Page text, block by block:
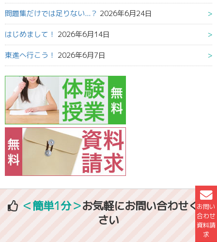
お問い
合わせ
資料請
求
問題集だけでは足りない...？ 2026年6月24日
はじめまして！ 2026年6月14日
東進へ行こう！ 2026年6月7日
＜簡単1分＞お気軽にお問い合わせくだ
さい